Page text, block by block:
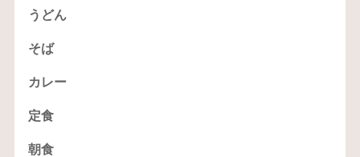
うどん
そば
カレー
定食
朝食